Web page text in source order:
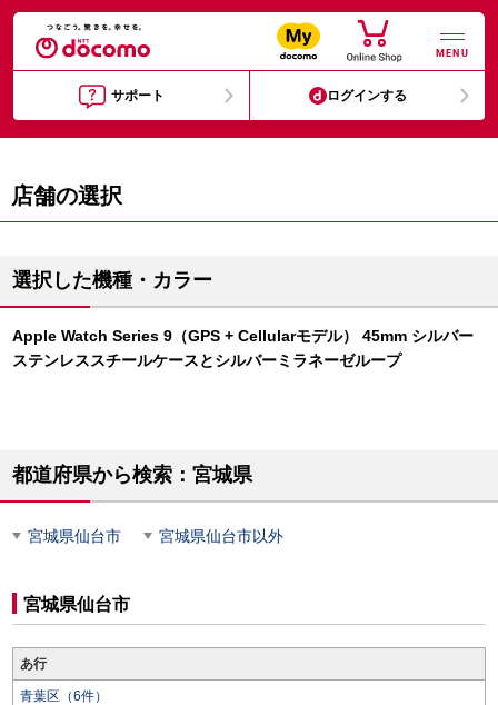
MENU
サポート ログインする
店舗の選択
選択した機種・カラー
Apple Watch Series 9（GPS + Cellularモデル） 45mm シルバー
ステンレススチールケースとシルバーミラネーゼループ
都道府県から検索：宮城県
宮城県仙台市 宮城県仙台市以外
宮城県仙台市
あ行
青葉区（6件）